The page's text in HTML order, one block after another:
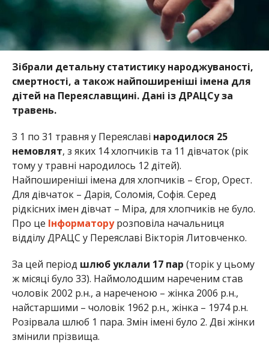
Зібрали детальну статистику народжуваності,
смертності, а також найпоширеніші імена для
дітей на Переяславщині. Дані із ДРАЦСу за
травень.
З 1 по 31 травня у Переяславі народилося 25
немовлят, з яких 14 хлопчиків та 11 дівчаток (рік
тому у травні народилось 12 дітей).
Найпоширеніші імена для хлопчиків – Єгор, Орест.
Для дівчаток – Дарія, Соломія, Софія. Серед
рідкісних імен дівчат – Міра, для хлопчиків не було.
Про це Інформаторурозповіла начальниця
відділу ДРАЦС у Переяславі Вікторія Литовченко.
За цей період шлюб уклали 17 пар (торік у цьому
ж місяці було 33). Наймолодшим нареченим став
чоловік 2002 р.н., а нареченою – жінка 2006 р.н.,
найстаршими – чоловік 1962 р.н., жінка – 1974 р.н.
Розірвала шлюб 1 пара. Змін імені було 2. Дві жінки
змінили прізвища.